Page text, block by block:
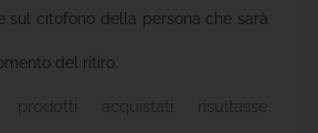
sul citofono della persona che sarà
del ritiro.
acquistati risultasse